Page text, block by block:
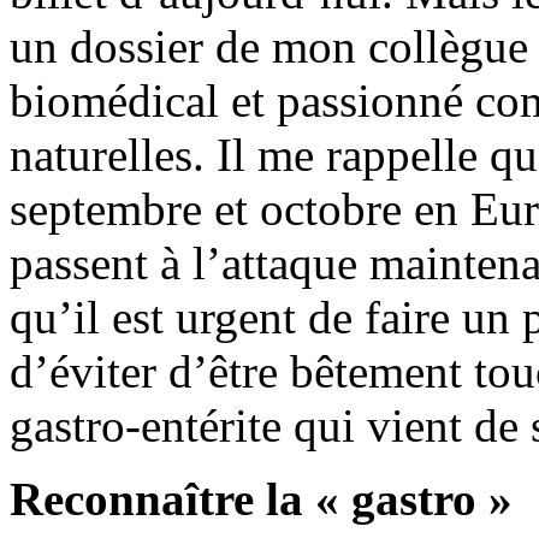
un dossier de mon
biomédical et passionné
naturelles. Il me rappelle
septembre et octobre en
passent à l’attaque
qu’il est urgent de faire un
d’éviter d’être bêtement
gastro-entérite qui vient de
Reconnaître la « gastro »